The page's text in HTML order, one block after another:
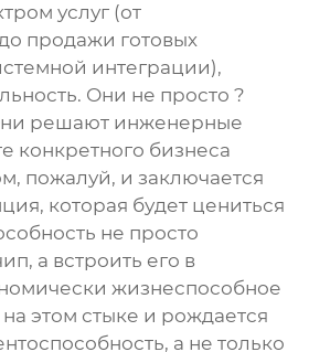
услуг (от
продажи готовых
интеграции),
Они не просто ?
решают инженерные
конкретного бизнеса
пожалуй, и заключается
которая будет цениться
не просто
а встроить его в
жизнеспособное
этом стыке и рождается
а не только